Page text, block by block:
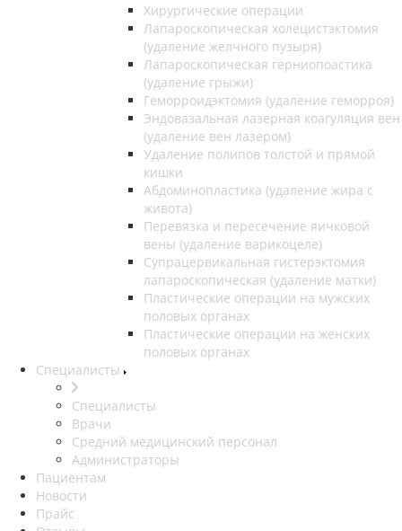
Хирургические операции
Лапароскопическая холецистэктомия
(удаление желчного пузыря)
Лапароскопическая герниопоастика
(удаление грыжи)
Геморроидэктомия (удаление геморроя)
Эндовазальная лазерная коагуляция вен
(удаление вен лазером)
Удаление полипов толстой и прямой
кишки
Абдоминопластика (удаление жира с
живота)
Перевязка и пересечение яичковой
вены (удаление варикоцеле)
Супрацервикальная гистерэктомия
лапароскопическая (удаление матки)
Пластические операции на мужских
половых органах
Пластические операции на женских
половых органах
Специалисты
Специалисты
Врачи
Средний медицинский персонал
Администраторы
Пациентам
Новости
Прайс